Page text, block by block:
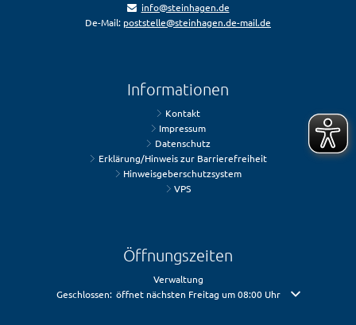
info@steinhagen.de
De-Mail: poststelle@steinhagen.de-mail.de
Informationen
Kontakt
Impressum
Datenschutz
Erklärung/Hinweis zur Barrierefreiheit
Hinweisgeberschutzsystem
VPS
Öffnungszeiten
Verwaltung
Klicken, um weitere Öffnungs- oder Schließzeiten auszublenden
Geschlossen: öffnet nächsten Freitag um 08:00 Uhr